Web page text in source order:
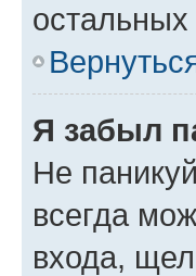
Я забыл
Не
всегда
входа,